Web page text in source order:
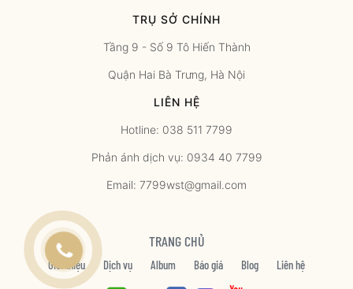
TRỤ SỞ CHÍNH
Tầng 9 - Số 9 Tô Hiến Thành
Quận Hai Bà Trưng, Hà Nội
LIÊN HỆ
Hotline: 038 511 7799
Phản ánh dịch vụ: 0934 40 7799
Email: 7799wst@gmail.com
TRANG CHỦ
Giới thiệu Dịch vụ Album Báo giá Blog Liên hệ